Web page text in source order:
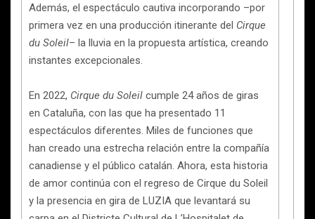
Además, el espectáculo cautiva incorporando –por
primera vez en una producción itinerante del Cirque
du Soleil– la lluvia en la propuesta artística, creando
instantes excepcionales.
En 2022, Cirque du Soleil cumple 24 años de giras
en Cataluña, con las que ha presentado 11
espectáculos diferentes. Miles de funciones que
han creado una estrecha relación entre la compañía
canadiense y el público catalán. Ahora, esta historia
de amor continúa con el regreso de Cirque du Soleil
y la presencia en gira de LUZIA que levantará su